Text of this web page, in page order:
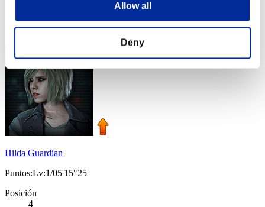
Allow all
Deny
Posición
Hilda Guardian
Puntos:Lv:1/05'15"25
Posición
4